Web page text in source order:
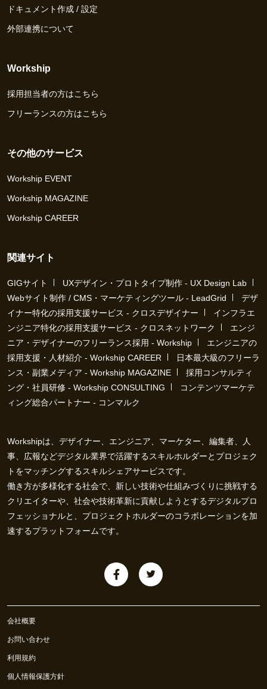
ドキュメント作成 / 設定
外部連携について
Workship
採用担当者の方はこちら
フリーランスの方はこちら
その他のサービス
Workship EVENT
Workship MAGAZINE
Workship CAREER
関連サイト
GIGサイト
UXデザイン・プロトタイプ制作 - UX Design Lab
Webサイト制作 / CMS・マーケティングツール - LeadGrid
デザ
イナー特化の採用支援サービス - クロスデザイナー
インフラエ
ンジニア特化の採用支援サービス - クロスネットワーク
エンジ
ニア・デザイナーのフリーランス採用 - Workship
エンジニアの
採用支援・人材紹介 - Workship CAREER
日本最大級のフリーラ
ンス・副業メディア - Workship MAGAZINE
採用コンサルティ
ング・社員研修 - Workship CONSULTING
コンテンツマーケテ
ィング総合パートナー - コンマルク
Workshipは、デザイナー、エンジニア、マーケター、編集者、人
事、広報などデジタル業界で活躍するスキルホルダーとプロジェク
トをマッチングするスキルシェアサービスです。
働き方が多様化する社会で、新しい技術や仕組みづくりに挑戦する
クリエイターや、社会や技術革新に貢献しようとするデジタルプロ
フェッショナルと、プロジェクトホルダーのコラボレーションを加
速するプラットフォームです。
会社概要
お問い合わせ
利用規約
個人情報保護方針